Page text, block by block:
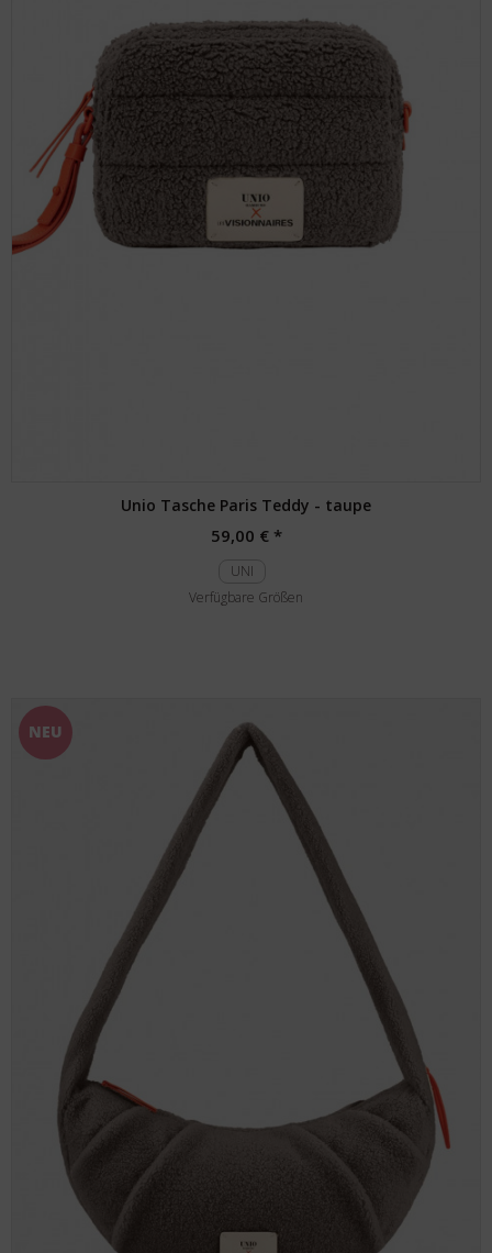
Unio Tasche Paris Teddy - taupe
59,00 € *
UNI
Verfügbare Größen
NEU